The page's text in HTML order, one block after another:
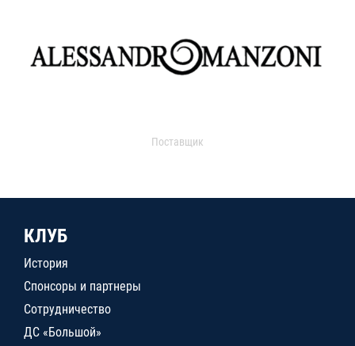
Поставщик
КЛУБ
История
Спонсоры и партнеры
Сотрудничество
ДС «Большой»